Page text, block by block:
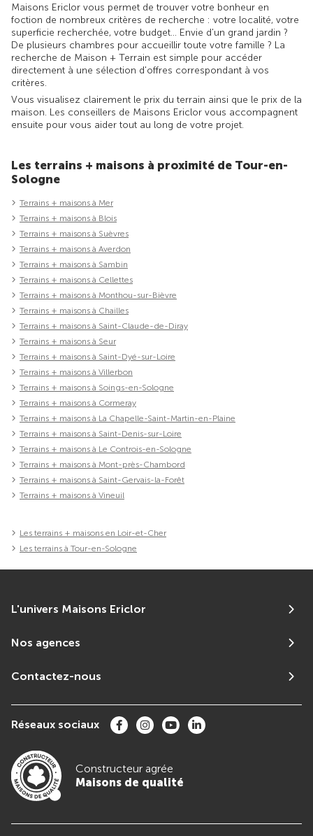
Maisons Ericlor vous permet de trouver votre bonheur en
foction de nombreux critères de recherche : votre localité, votre
superficie recherchée, votre budget... Envie d'un grand jardin ?
De plusieurs chambres pour accueillir toute votre famille ? La
recherche de Maison + Terrain est simple pour accéder
directement à une sélection d'offres correspondant à vos
critères.
Vous visualisez clairement le prix du terrain ainsi que le prix de la
maison. Les conseillers de Maisons Ericlor vous accompagnent
ensuite pour vous aider tout au long de votre projet.
Les terrains + maisons à proximité de Tour-en-
Sologne
Terrains + maisons à Mer
Terrains + maisons à Blois
Terrains + maisons à Suèvres
Terrains + maisons à Averdon
Terrains + maisons à Sambin
Terrains + maisons à Cellettes
Terrains + maisons à Monthou-sur-Bièvre
Terrains + maisons à Chailles
Terrains + maisons à Saint-Claude-de-Diray
Terrains + maisons à Seur
Terrains + maisons à Saint-Dyé-sur-Loire
Terrains + maisons à Villerbon
Terrains + maisons à Soings-en-Sologne
Terrains + maisons à Cormeray
Terrains + maisons à La Chapelle-Saint-Martin-en-Plaine
Terrains + maisons à Saint-Denis-sur-Loire
Terrains + maisons à Le Controis-en-Sologne
Terrains + maisons à Mont-près-Chambord
Terrains + maisons à Saint-Gervais-la-Forêt
Terrains + maisons à Vineuil
Les terrains + maisons en Loir-et-Cher
Les terrains à Tour-en-Sologne
L'univers Maisons Ericlor
Nos agences
Contactez-nous
Réseaux sociaux
Constructeur agrée
Maisons de qualité